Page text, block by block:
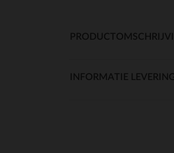
INFORMATIE